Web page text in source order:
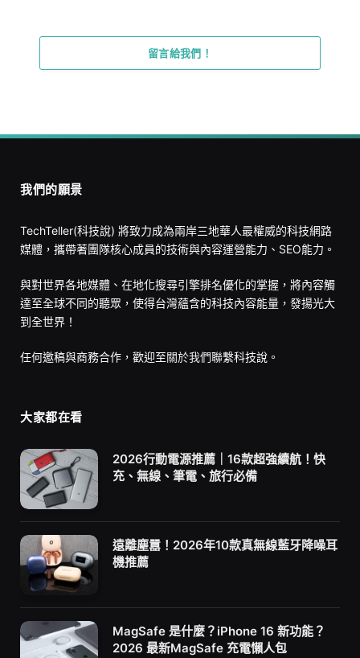
留言給我們！
我們的願景
TechTeller(科技說) 將致力成為兩岸三地華人最權威的科技網路
媒體，攜帶著團隊核心成員的技術與內容運營能力、SEO能力。
與對世界各地媒體、在地化搜尋引擎排名優化的掌握，將內容觸
達至全球不同的聽眾，使得台灣蘊含的科技內容能量，發揚光大
到全世界！
任何邀稿與商務合作，歡迎至關於我們聯繫科技說。
大家都在看
2026行動電源推薦｜16款超強續航！快
充、無線、筆電、旅行必備
遠離塵囂！2026年10款真無線藍牙降噪耳
機推薦
MagSafe 是什麼？iPhone 16 新功能？
2026 最新MagSafe 充電懶人包